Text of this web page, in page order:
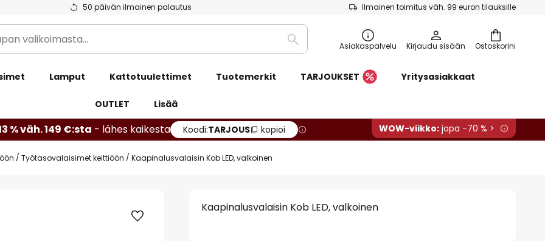
50 päivän ilmainen palautus Ilmainen toimitus väh. 99 euron tilauksille
Ostoskorini
Etsi Asiakaspalvelu Kirjaudu sisään
Lamput Kattotuulettimet Tuotemerkit TARJOUKSET Yritysasiakkaat
OUTLET Lisää
% väh. 149 €:sta - lähes kaikesta Koodi:TARJOUS kopioi WOW-viikko: jopa -70 % >
Työtasovalaisimet keittiöön Kaapinalusvalaisin Kob LED, valkoinen
Kaapinalusvalaisin Kob LED, valkoinen